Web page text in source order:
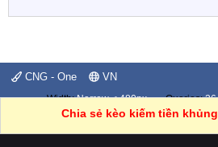
CNG - One VN
Width Queries 26
Chia sẻ kèo kiếm tiền khủng